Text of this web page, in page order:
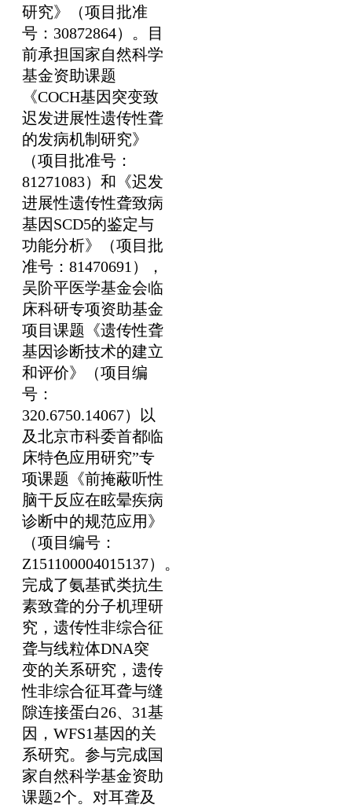
研究》（项目批准
号：30872864）。目
前承担国家自然科学
基金资助课题
《COCH基因突变致
迟发进展性遗传性聋
的发病机制研究》
（项目批准号：
81271083）和《迟发
进展性遗传性聋致病
基因SCD5的鉴定与
功能分析》（项目批
准号：81470691），
吴阶平医学基金会临
床科研专项资助基金
项目课题《遗传性聋
基因诊断技术的建立
和评价》（项目编
号：
320.6750.14067）以
及北京市科委首都临
床特色应用研究”专
项课题《前掩蔽听性
脑干反应在眩晕疾病
诊断中的规范应用》
（项目编号：
Z151100004015137）。
完成了氨基甙类抗生
素致聋的分子机理研
究，遗传性非综合征
聋与线粒体DNA突
变的关系研究，遗传
性非综合征耳聋与缝
隙连接蛋白26、31基
因，WFS1基因的关
系研究。参与完成国
家自然科学基金资助
课题2个。对耳聋及